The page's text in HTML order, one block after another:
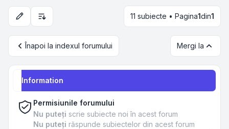
Opțiuni de sortare și afișare 11 subiecte • Pagina1din1
Înapoi la indexul forumului Mergi la
Information
Permisiunile forumului
Nu puteţi scrie subiecte noi în acest forum
Nu puteţi răspunde subiectelor din acest forum